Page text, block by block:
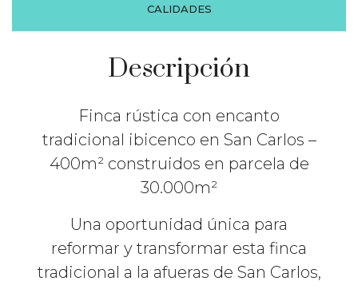
CALIDADES
Descripción
Finca rústica con encanto
tradicional ibicenco en San Carlos –
400m² construidos en parcela de
30.000m²
Una oportunidad única para
reformar y transformar esta finca
tradicional a la afueras de San Carlos,